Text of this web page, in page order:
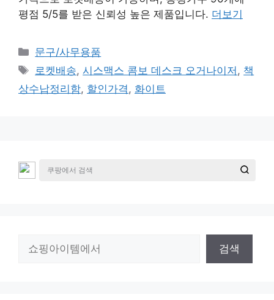
평점 5/5를 받은 신뢰성 높은 제품입니다. 더보기
카
테
리
문구/사무용품
태
그
로켓배송,시스맥스 콤보 데스크 오거나이저 , 책
상수납정리함, 할인가격 , 화이트
검색